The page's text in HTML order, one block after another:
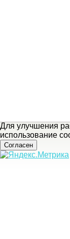
Для улучшения
использование
Согласен